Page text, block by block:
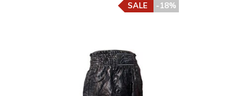
-18%
SALE